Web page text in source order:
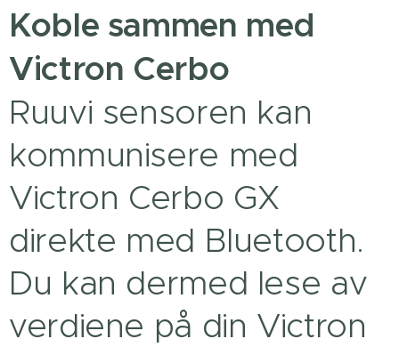
Koble sammen med
Victron Cerbo
Ruuvi sensoren kan
kommunisere med
Victron Cerbo GX
direkte med Bluetooth.
Du kan dermed lese av
verdiene på din Victron